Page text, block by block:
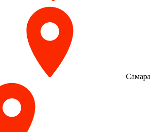
Самара